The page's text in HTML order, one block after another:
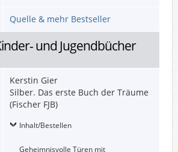
Quelle & mehr Bestseller
und Jugendbücher
Kerstin Gier
Silber. Das erste Buch der Träume
(Fischer FJB)
Inhalt/Bestellen
Geheimnisvolle Türen mit